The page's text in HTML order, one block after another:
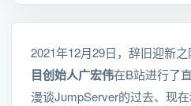
2021年12月29日，辞旧迎新之
目创始人广宏伟在B站进行了
漫谈JumpServer的过去、现在